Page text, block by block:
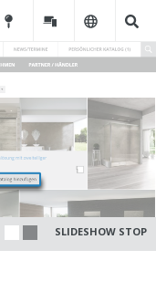
SLIDESHOW STOP